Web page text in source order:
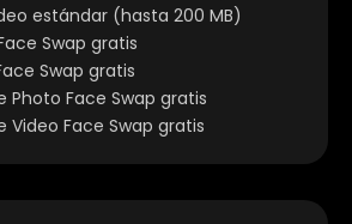
estándar (hasta 200 MB)
Swap gratis
Swap gratis
Photo Face Swap gratis
Video Face Swap gratis